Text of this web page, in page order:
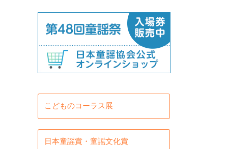
こどものコーラス展
日本童謡賞・童謡文化賞